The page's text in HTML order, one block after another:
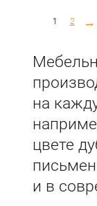
1 2 →
на
цвете
и в